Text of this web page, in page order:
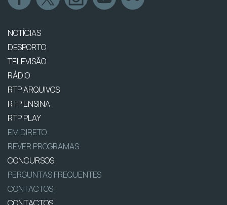
NOTÍCIAS
DESPORTO
TELEVISÃO
RÁDIO
RTP ARQUIVOS
RTP ENSINA
RTP PLAY
EM DIRETO
REVER PROGRAMAS
CONCURSOS
PERGUNTAS FREQUENTES
CONTACTOS